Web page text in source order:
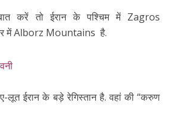
करें तो ईरान के पश्चिम में Zagros
में Alborz Mountains है.
लूत ईरान के बड़े रेगिस्तान है. वहां की “करुण